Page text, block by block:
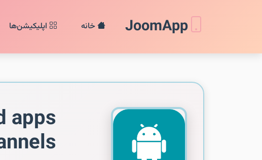
JoomApp خانه اپلیکیشن‌ها
apps